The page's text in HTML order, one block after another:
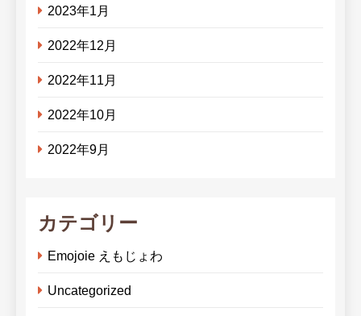
2023年1月
2022年12月
2022年11月
2022年10月
2022年9月
カテゴリー
Emojoie えもじょわ
Uncategorized